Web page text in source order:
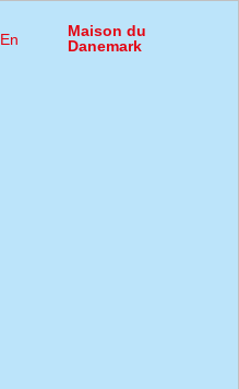
En
Maison du
Danemark